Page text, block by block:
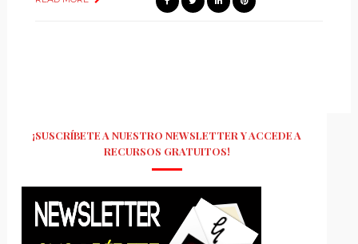
¡SUSCRÍBETE A NUESTRO NEWSLETTER Y ACCEDE A
RECURSOS GRATUITOS!